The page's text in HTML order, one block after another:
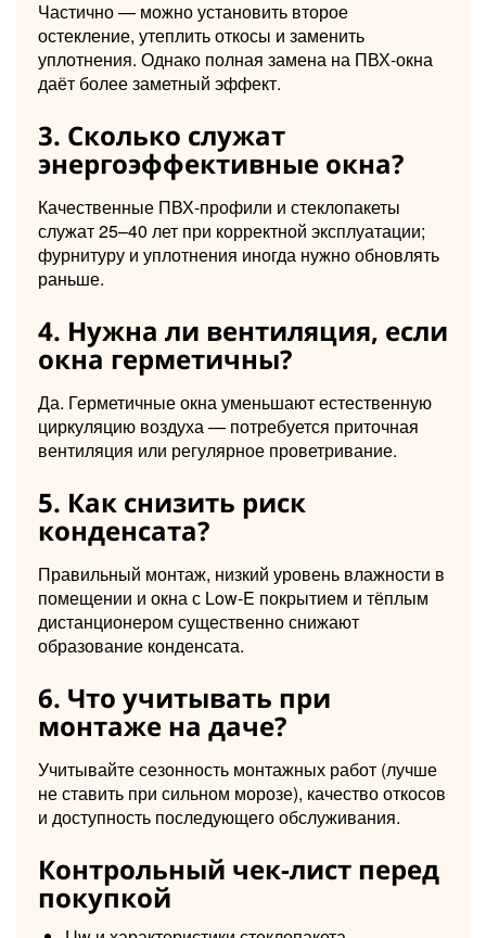
Частично — можно установить второе
остекление, утеплить откосы и заменить
уплотнения. Однако полная замена на ПВХ-окна
даёт более заметный эффект.
3. Сколько служат
энергоэффективные окна?
Качественные ПВХ-профили и стеклопакеты
служат 25–40 лет при корректной эксплуатации;
фурнитуру и уплотнения иногда нужно обновлять
раньше.
4. Нужна ли вентиляция, если
окна герметичны?
Да. Герметичные окна уменьшают естественную
циркуляцию воздуха — потребуется приточная
вентиляция или регулярное проветривание.
5. Как снизить риск
конденсата?
Правильный монтаж, низкий уровень влажности в
помещении и окна с Low-E покрытием и тёплым
дистанционером существенно снижают
образование конденсата.
6. Что учитывать при
монтаже на даче?
Учитывайте сезонность монтажных работ (лучше
не ставить при сильном морозе), качество откосов
и доступность последующего обслуживания.
Контрольный чек-лист перед
покупкой